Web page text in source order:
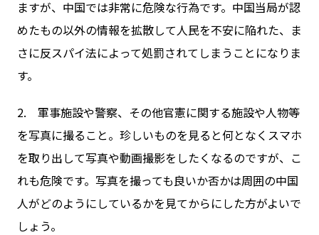
ますが、中国では非常に危険な行為です。中国当局が認
めたもの以外の情報を拡散して人民を不安に陥れた、ま
さに反スパイ法によって処罰されてしまうことになりま
す。
2. 軍事施設や警察、その他官憲に関する施設や人物等
を写真に撮ること。珍しいものを見ると何となくスマホ
を取り出して写真や動画撮影をしたくなるのですが、こ
れも危険です。写真を撮っても良いか否かは周囲の中国
人がどのようにしているかを見てからにした方がよいで
しょう。